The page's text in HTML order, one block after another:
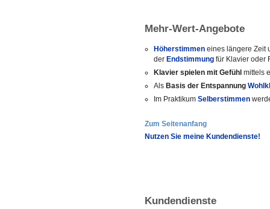
Mehr-Wert-Angebote
Höherstimmen eines längere Zeit
der Endstimmung für Klavier oder
Klavier spielen mit Gefühl mittels
Als Basis der Entspannung
Im PraktikumSelberstimmen
Zum Seitenanfang
Nutzen Sie meine Kundendienste!
Kundendienste